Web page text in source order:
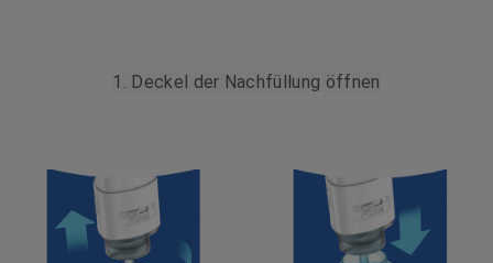
1. Deckel der Nachfüllung öffnen